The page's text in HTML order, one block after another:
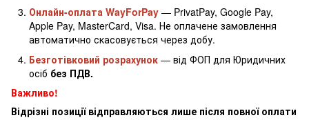
Онлайн-оплата WayForPay — PrivatPay, Google Pay,
Apple Pay, MasterCard, Visa. Не оплачене замовлення
автоматично скасовується через добу.
Безготівковий розрахунок — від ФОП для Юридичних
осіб без ПДВ.
Важливо!
Відрізні позиції відправляються лише після повної оплати